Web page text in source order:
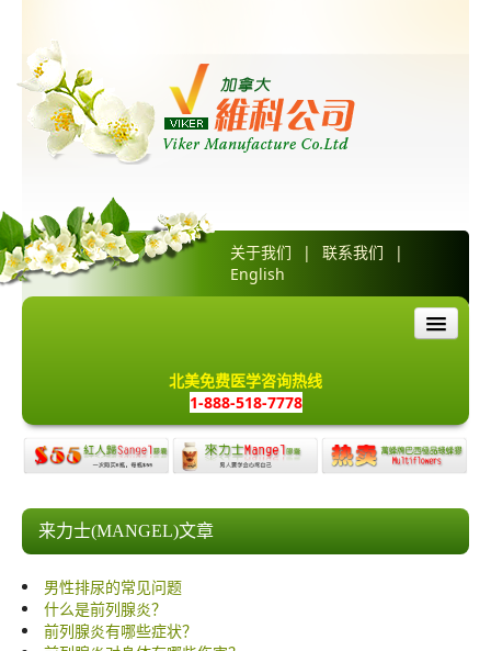
关于我们 | 联系我们
|
English
产品介绍
红人归胶囊
来力士胶囊
万蜂牌巴西极品蜂胶
酷钙胶囊
北美免费医学咨询热线
1-888-518-7778
来力士(MANGEL)文章
男性排尿的常见问题
什么是前列腺炎？
前列腺炎有哪些症状？